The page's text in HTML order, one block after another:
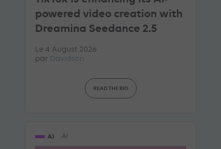
powered video creation with
Dreamina Seedance 2.5
Le 4 August 2026
par Davidson
READ THE BIO
AI AI